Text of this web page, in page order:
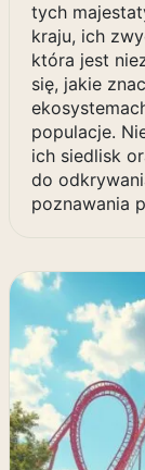
tych
kraju, ich
która jest
się, jakie
populacje.
ich siedlisk
do
poznawania